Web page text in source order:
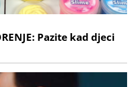
Pazite kad djeci